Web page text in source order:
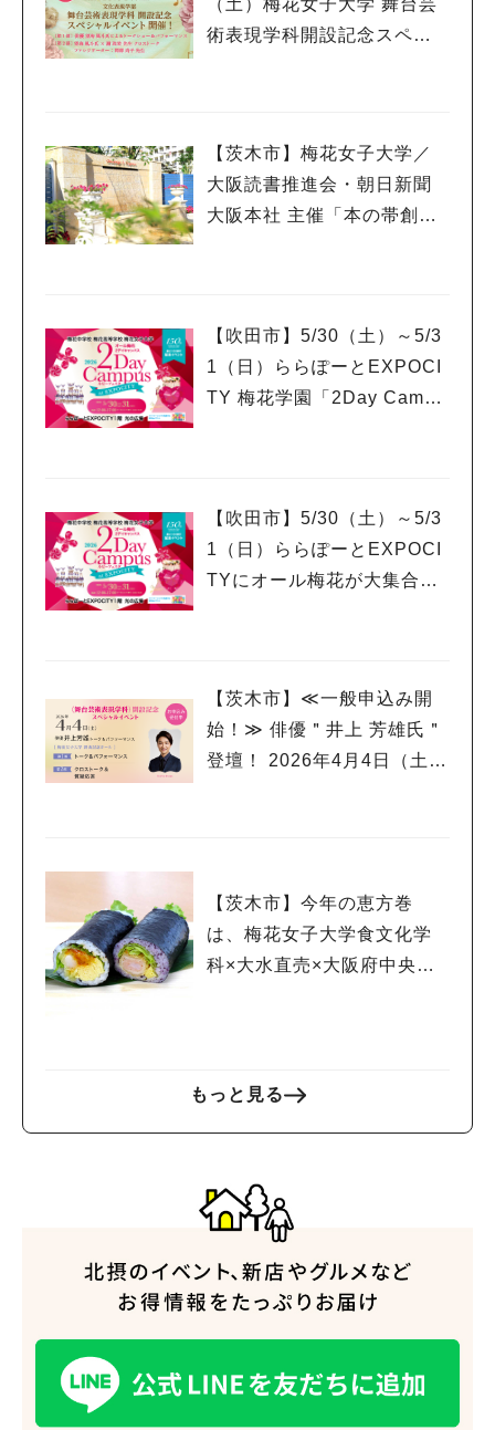
（土）梅花女子大学 舞台芸
術表現学科開設記念スペシ
【茨木市】梅花女子大学／
大阪読書推進会・朝日新聞
大阪本社 主催「本の帯創作
【吹田市】5/30（土）～5/3
1（日）ららぽーとEXPOCI
TY 梅花学園「2Day Campu
【吹田市】5/30（土）～5/3
1（日）ららぽーとEXPOCI
TYにオール梅花が大集合！
【茨木市】≪一般申込み開
始！≫ 俳優＂井上 芳雄氏＂
登壇！ 2026年4月4日（土）
【茨木市】今年の恵方巻
は、梅花女子大学食文化学
科×大水直売×大阪府中央卸
もっと見る